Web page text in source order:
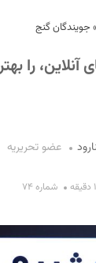
» جویندگان گنج
آنلاین، را
عضو تحریریه
شماره ۷۴